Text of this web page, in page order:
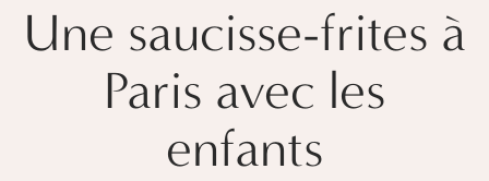
Une saucisse-frites à
Paris avec les
enfants